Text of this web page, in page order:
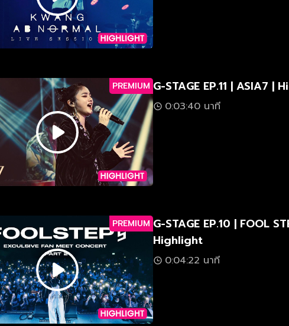
PREMIUM G-STAGE EP.11 | ASIA7 |
0:03:40 นาที
PREMIUM G-STAGE EP.10 | FOOL
Highlight
0:04:22 นาที